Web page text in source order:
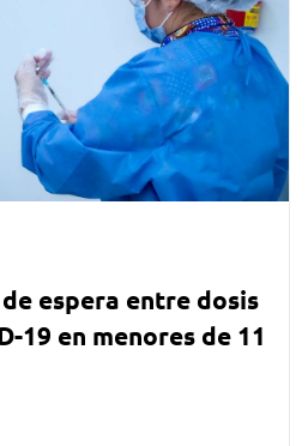
espera entre dosis
19 en menores de 11